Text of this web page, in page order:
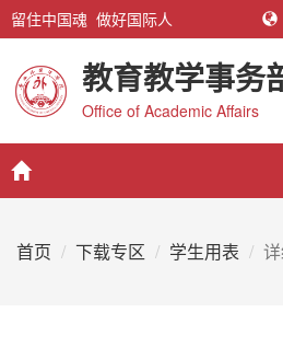
留住中国魂 做好国际人
教育教学事务
Office of Academic Affairs
首页 下载专区 学生用表